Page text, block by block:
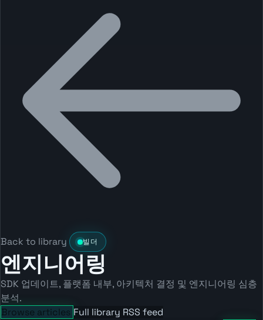
Back to library 빌더
엔지니어링
SDK 업데이트, 플랫폼 내부, 아키텍처 결정 및 엔지니어링 심층
분석.
Browse articles Full library RSS feed